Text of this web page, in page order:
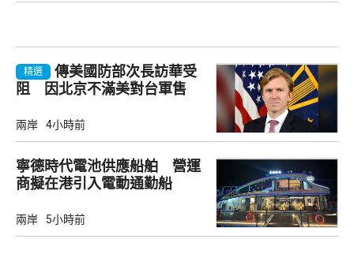
精選
傳美國防部次長訪華受
阻 因北京不滿美對台軍售
兩岸 4小時前
寧德時代電池供應船舶 營運
商擬在港引入電動通勤船
兩岸 5小時前